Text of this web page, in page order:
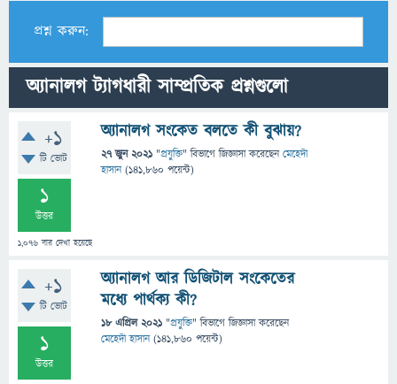
প্রশ্ন করুন:
অ্যানালগ ট্যাগধারী সাম্প্রতিক প্রশ্নগুলো
+1
টি ভোট
1
উত্তর
1,076 বার দেখা হয়েছে
অ্যানালগ সংকেত বলতে কী বুঝায়?
27 জুন 2021 "প্রযুক্তি" বিভাগে জিজ্ঞাসাকরেছেনমেহেদী
হাসান (141,860 পয়েন্ট)
+1
টি ভোট
1
উত্তর
অ্যানালগ আর ডিজিটাল সংকেতের
মধ্যে পার্থক্য কী?
18 এপ্রিল 2021 "প্রযুক্তি" বিভাগে জিজ্ঞাসাকরেছেন
মেহেদী হাসান (141,860 পয়েন্ট)